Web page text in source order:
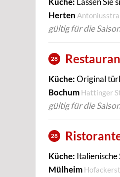
Herten
gültig für die
28
Küche:Original
Bochum Hattinger
gültig für die
28
Küche: Italienische
Mülheim